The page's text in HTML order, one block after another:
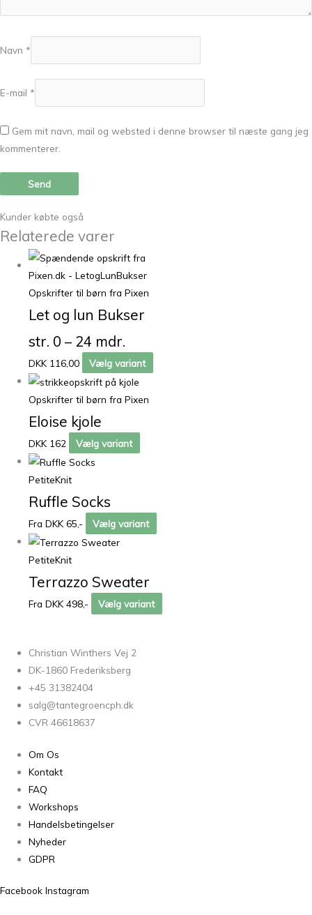
Navn *
E-mail *
Gem mit navn, mail og websted i denne browser til næste gang jeg
kommenterer.
Kunder købte også
Relaterede varer
Opskrifter til børn fra Pixen
Let og lun Bukser
str. 0 – 24 mdr.
DKK 116,00 Vælg variant
Opskrifter til børn fra Pixen
Eloise kjole
DKK 162 Vælg variant
PetiteKnit
Ruffle Socks
Fra DKK 65,- Vælg variant
PetiteKnit
Terrazzo Sweater
Fra DKK 498,- Vælg variant
Christian Winthers Vej 2
DK-1860 Frederiksberg
+45 31382404
salg@tantegroencph.dk
CVR 46618637
Om Os
Kontakt
FAQ
Workshops
Handelsbetingelser
Nyheder
GDPR
Facebook Instagram